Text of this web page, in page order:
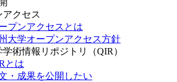
アクセス
プンアクセスとは
大学オープンアクセス方針
術情報リポジトリ（QIR）
とは
・成果を公開したい